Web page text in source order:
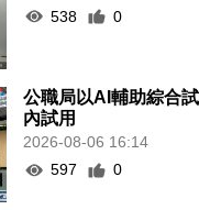
538 0
公職局以AI輔助綜合
內試用
2026-08-06 16:14
597
0